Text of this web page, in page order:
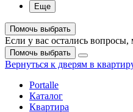
Еще
Помочь выбрать
Если у вас остались
Помочь выбрать
Вернуться к дверям в
Portalle
Каталог
Квартира